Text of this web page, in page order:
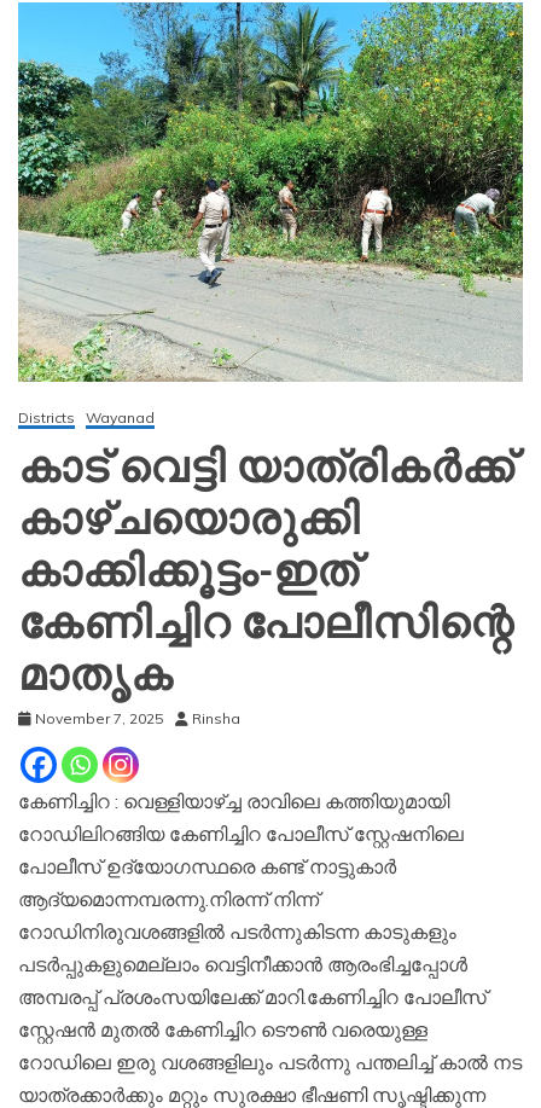
Districts Wayanad
കാട് വെട്ടി യാത്രികർക്ക്
കാഴ്ചയൊരുക്കി
കാക്കിക്കൂട്ടം-ഇത്
കേണിച്ചിറ പോലീസിന്റെ
മാതൃക
November 7, 2025 Rinsha
കേണിച്ചിറ : വെള്ളിയാഴ്ച്ച രാവിലെ കത്തിയുമായി
റോഡിലിറങ്ങിയ കേണിച്ചിറ പോലീസ് സ്റ്റേഷനിലെ
പോലീസ് ഉദ്യോഗസ്ഥരെ കണ്ട് നാട്ടുകാർ
ആദ്യമൊന്നമ്പരന്നു.നിരന്ന് നിന്ന്
റോഡിനിരുവശങ്ങളിൽ പടർന്നുകിടന്ന കാടുകളും
പടർപ്പുകളുമെല്ലാം വെട്ടിനീക്കാൻ ആരംഭിച്ചപ്പോൾ
അമ്പരപ്പ് പ്രശംസയിലേക്ക് മാറി.കേണിച്ചിറ പോലീസ്
സ്റ്റേഷൻ മുതൽ കേണിച്ചിറ ടൌൺ വരെയുള്ള
റോഡിലെ ഇരു വശങ്ങളിലും പടർന്നു പന്തലിച്ച് കാൽ നട
യാത്രക്കാർക്കും മറ്റും സുരക്ഷാ ഭീഷണി സൃഷ്ടിക്കുന്ന